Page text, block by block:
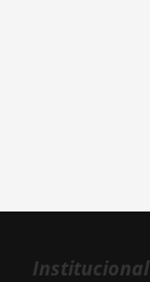
Institucional